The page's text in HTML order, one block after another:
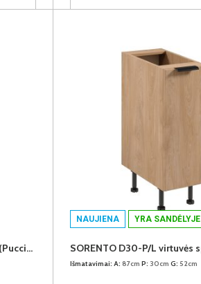
SORENTO D20C virtuvės spintelė (Puccini)
NAUJIENA YRA SANDĖLYJE
Išmatavimai: A: 87cm P: 30cm G: 52cm